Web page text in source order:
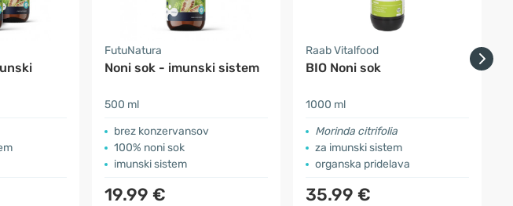
FutuNatura
Noni sok - imunski sistem
500 ml
brez konzervansov
100% noni sok
imunski sistem
19.99 €
Raab Vitalfood
BIO Noni sok
1000 ml
Morinda citrifolia
za imunski sistem
organska pridelava
35.99 €